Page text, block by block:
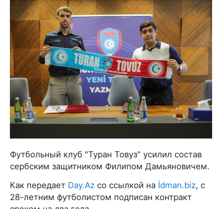
Футбольный клуб "Туран Товуз" усилил состав
сербским защитником Филипом Дамьяновичем.
Как передает Day.Az со ссылкой на İdman.biz, с
28-летним футболистом подписан контракт